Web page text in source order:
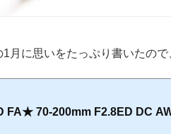
に思いをたっぷり書いたので
FA★ 70-200mm F2.8ED DC